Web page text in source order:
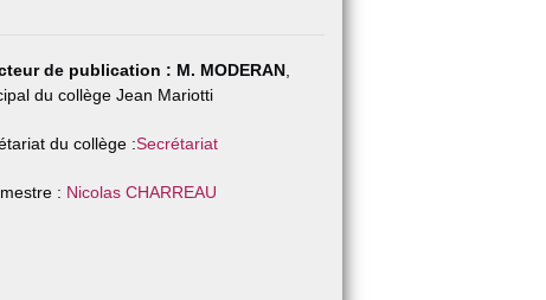
de publication : M. MODERAN
du collège Jean Mariotti
du collège :Secrétariat
: Nicolas CHARREAU